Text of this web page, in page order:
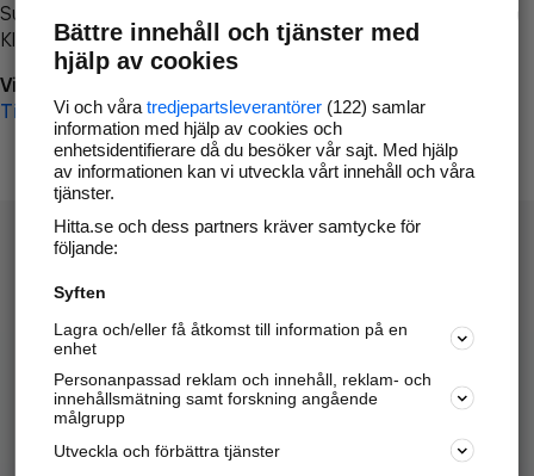
Surfa till
Klicka påTillbaka-knappen i webbläsaren och försök igen
Vi beklagar besväret!
Till startsidan
Hitta.se - Gratis nummerupplysning.
Sök företag, personer och platser.
Hitta telefonnummer, adresser, företagsinfo mm.
Marknadsför företaget
Bättre innehåll och tjänster med
hjälp av cookies
Vi och våra tredjepartsleverantörer(122) samlar
information med hjälp av cookies och
enhetsidentifierare då du besöker vår sajt. Med hjälp
av informationen kan vi utveckla vårt innehåll och våra
tjänster.
Hitta.se och dess partners kräver samtycke för
följande:
Syften
Lagra och/eller få åtkomst till information på en
enhet
Personanpassad reklam och innehåll, reklam- och
innehållsmätning samt forskning angående
målgrupp
Utveckla och förbättra tjänster